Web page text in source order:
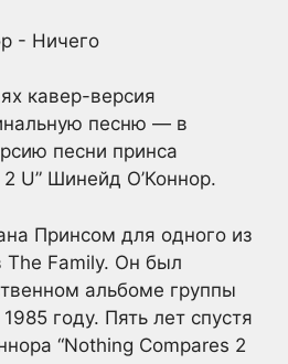
кавер-версия
песню — в
песни принса
U” Шинейд О’Коннор.
Принсом для одного из
The Family. Он был
альбоме группы
году. Пять лет спустя
“Nothing Compares 2